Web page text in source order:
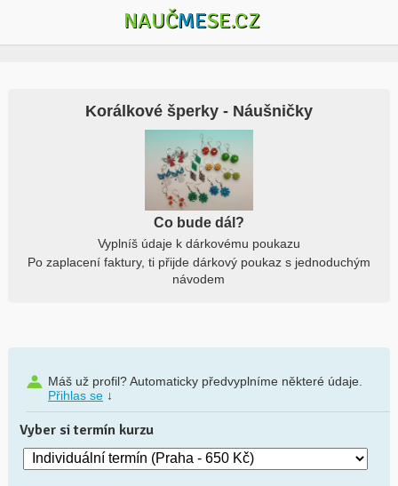
NAUČMESE.CZ
Korálkové šperky - Náušničky
Co bude dál?
Vyplníš údaje k dárkovému poukazu
Po zaplacení faktury, ti přijde dárkový poukaz s jednoduchým
návodem
Máš už profil? Automaticky předvyplníme některé údaje.
Přihlas se↓
Vyber si termín kurzu